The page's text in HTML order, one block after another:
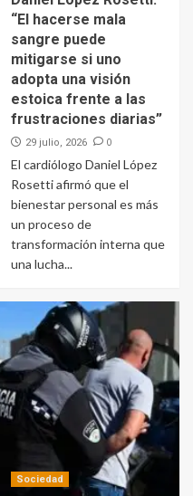
“El hacerse mala
sangre puede
mitigarse si uno
adopta una visión
estoica frente a las
frustraciones diarias”
29 julio, 2026 0
El cardiólogo Daniel López
Rosetti afirmó que el
bienestar personal es más
un proceso de
transformación interna que
una lucha...
Sociedad